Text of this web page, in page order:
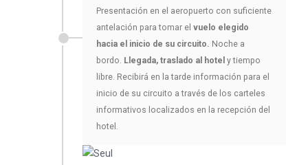
Presentación en el aeropuerto con suficiente
antelación para tomar el vuelo elegido
hacia el inicio de su circuito. Noche a
bordo. Llegada, traslado al hotel y tiempo
libre. Recibirá en la tarde información para el
inicio de su circuito a través de los carteles
informativos localizados en la recepción del
hotel.